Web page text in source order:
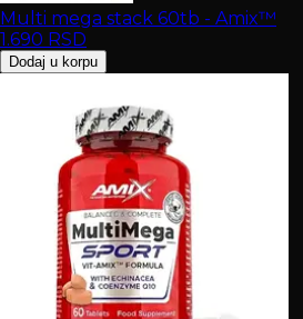
Multi mega stack 60tb - Amix™
1.690 RSD
Dodaj u korpu